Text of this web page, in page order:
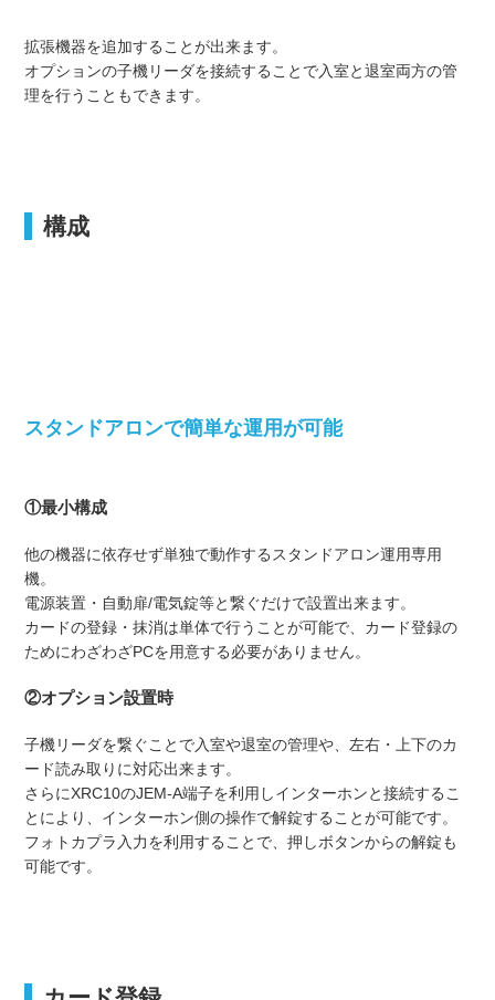
拡張機器を追加することが出来ます。
オプションの子機リーダを接続することで入室と退室両方の管
理を行うこともできます。
構成
スタンドアロンで簡単な運用が可能
①最小構成
他の機器に依存せず単独で動作するスタンドアロン運用専用
機。
電源装置・自動扉/電気錠等と繋ぐだけで設置出来ます。
カードの登録・抹消は単体で行うことが可能で、カード登録の
ためにわざわざPCを用意する必要がありません。
②オプション設置時
子機リーダを繋ぐことで入室や退室の管理や、左右・上下のカ
ード読み取りに対応出来ます。
さらにXRC10のJEM-A端子を利用しインターホンと接続するこ
とにより、インターホン側の操作で解錠することが可能です。
フォトカプラ入力を利用することで、押しボタンからの解錠も
可能です。